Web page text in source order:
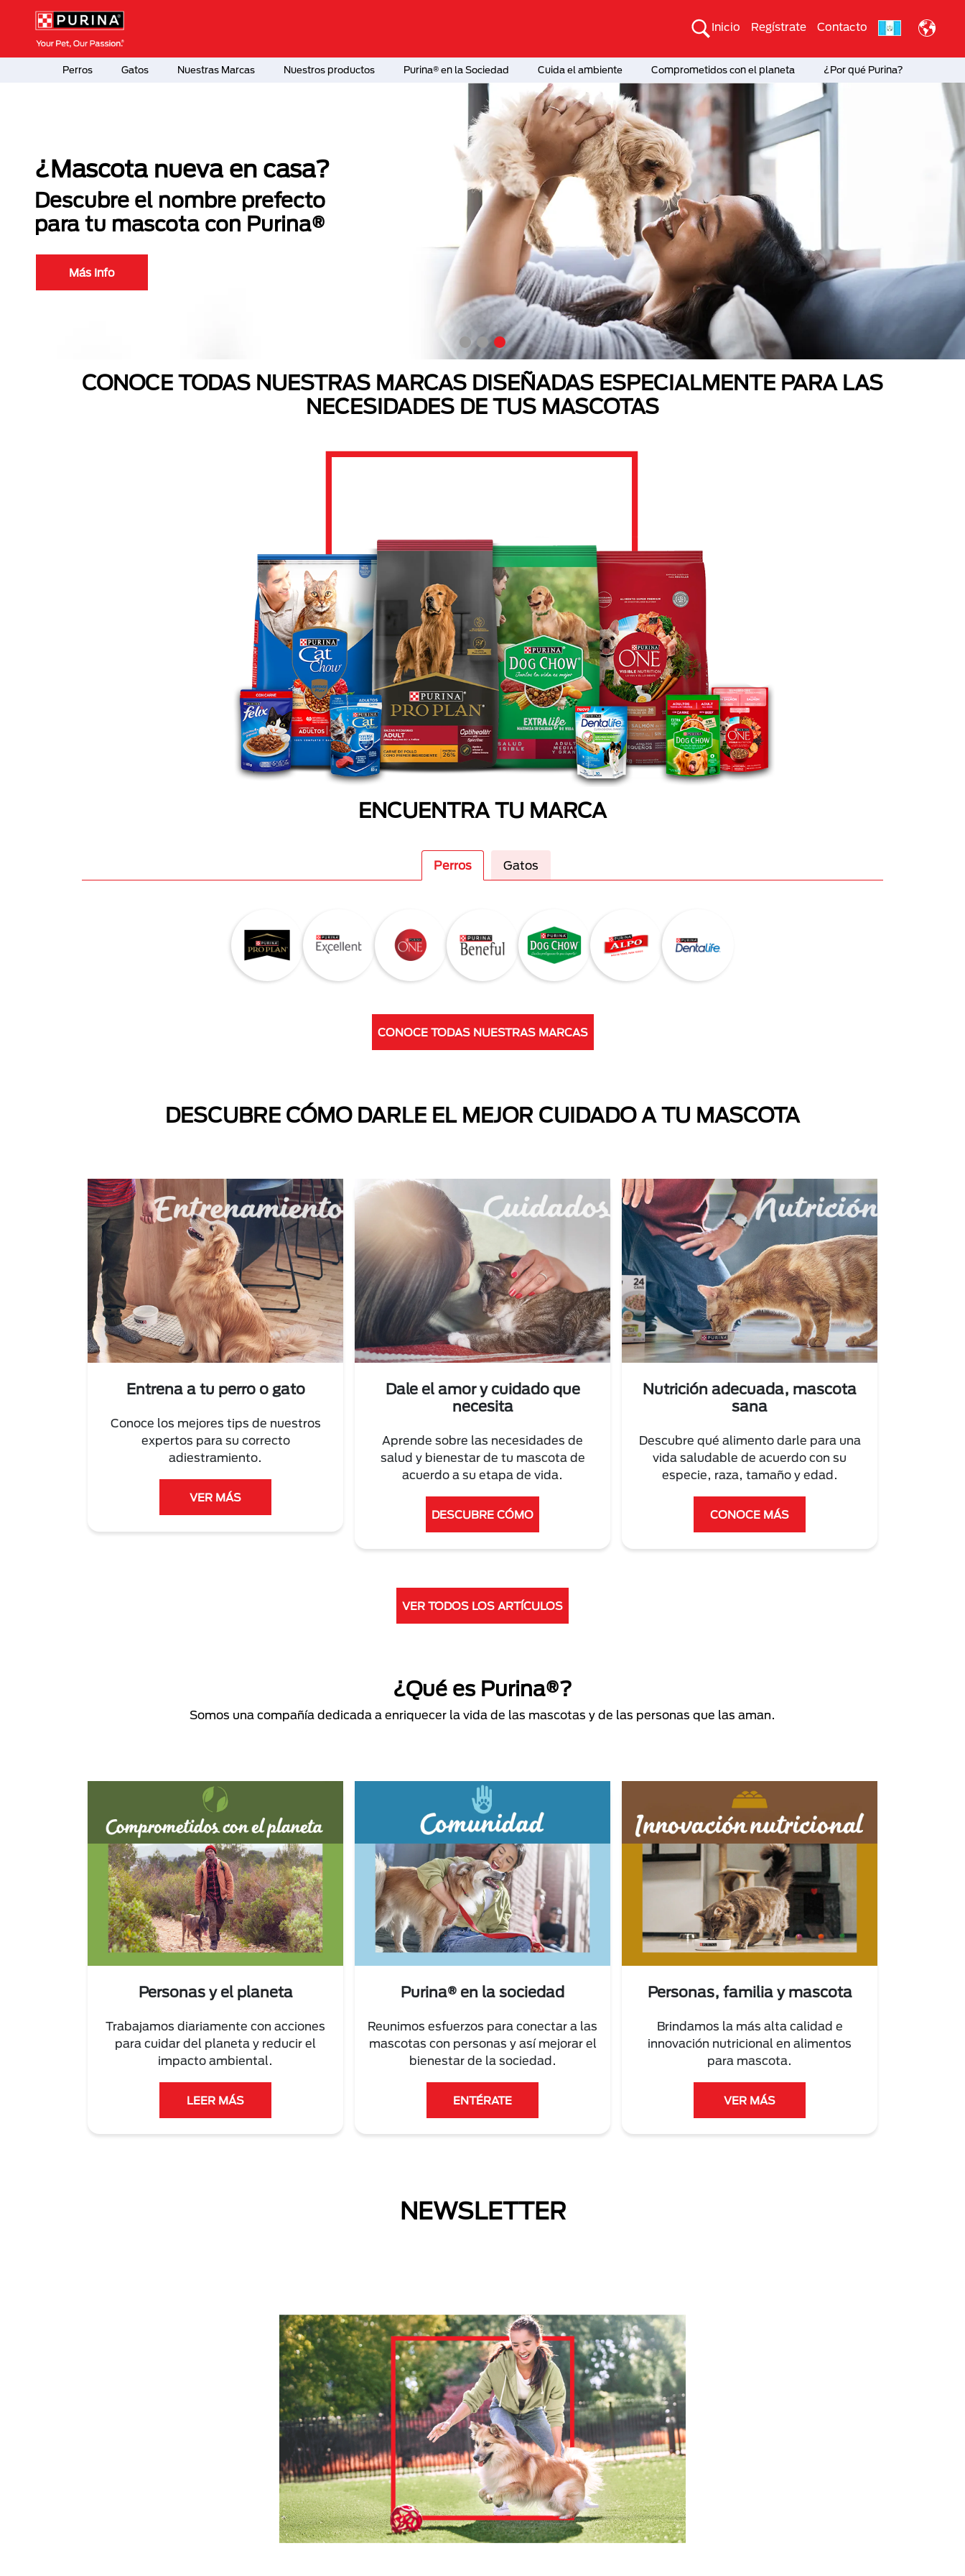
Pasar al contenido principal
Menú Secundario Purina
Inicio Regístrate Contacto
Menú Principal Purina
Perros Gatos Nuestras Marcas Nuestros productos Purina® en la Sociedad Cuida el ambiente Comprometidos con el planeta ¿Por qué Purina?
¿Mascota nueva en casa?
Descubre el nombre prefecto
para tu mascota con Purina®
Más Info
CONOCE TODAS NUESTRAS MARCAS DISEÑADAS ESPECIALMENTE PARA LAS
NECESIDADES DE TUS MASCOTAS
ENCUENTRA TU MARCA
Perros Gatos
CONOCE TODAS NUESTRAS MARCAS
DESCUBRE CÓMO DARLE EL MEJOR CUIDADO A TU MASCOTA
Entrena a tu perro o gato
Conoce los mejores tips de nuestros
expertos para su correcto
adiestramiento.
VER MÁS
Dale el amor y cuidado que
necesita
Aprende sobre las necesidades de
salud y bienestar de tu mascota de
acuerdo a su etapa de vida.
DESCUBRE CÓMO
Nutrición adecuada, mascota
sana
Descubre qué alimento darle para una
vida saludable de acuerdo con su
especie, raza, tamaño y edad.
CONOCE MÁS
VER TODOS LOS ARTÍCULOS
¿Qué es Purina®?
Somos una compañía dedicada a enriquecer la vida de las mascotas y de las personas que las aman.
Personas y el planeta
Trabajamos diariamente con acciones
para cuidar del planeta y reducir el
impacto ambiental.
LEER MÁS
Purina® en la sociedad
Reunimos esfuerzos para conectar a las
mascotas con personas y así mejorar el
bienestar de la sociedad.
ENTÉRATE
Personas, familia y mascota
Brindamos la más alta calidad e
innovación nutricional en alimentos
para mascota.
VER MÁS
NEWSLETTER